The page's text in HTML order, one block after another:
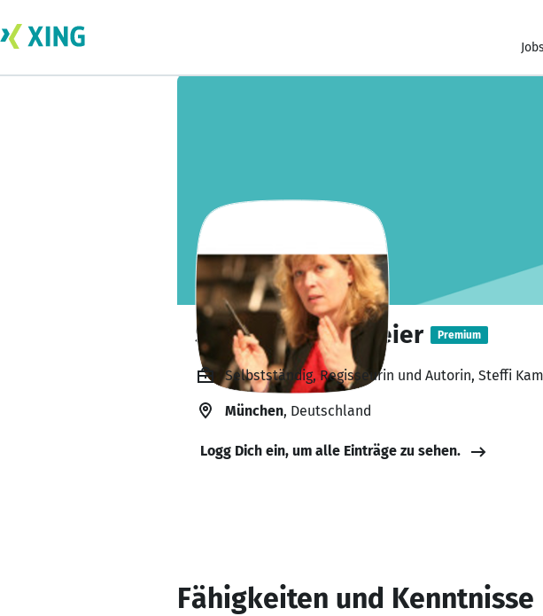
Steffi Kammermeier Premium
Selbstständig, Regisseurin und Autorin, Steffi
München, Deutschland
Logg Dich ein, um alle Einträge zu sehen.
Fähigkeiten und Kenntnisse